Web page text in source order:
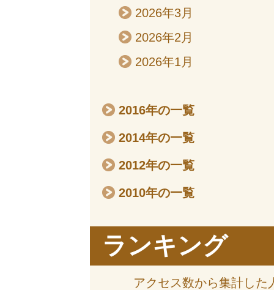
2026年3月
2026年2月
2026年1月
2016年の一覧
2014年の一覧
2012年の一覧
2010年の一覧
ランキング
アクセス数から集計した